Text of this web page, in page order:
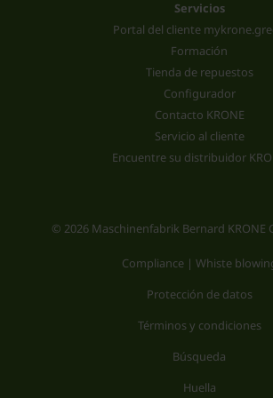
Servicios
Portal del cliente
Formación
Tienda de repuestos
Configurador
Contacto KRONE
Servicio al cliente
Encuentre su distribuidor
© 2026 Maschinenfabrik Bernard KRONE
Compliance | Whiste
Protección de datos
Términos y condiciones
Búsqueda
Huella